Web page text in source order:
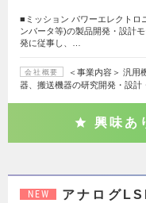
■ミッション パワーエレクトロ
ンバータ等)の製品開発・設計
発に従事し、…
会社概要
＜事業内容＞ 汎用
器、搬送機器の研究開発・設計
興味あ
NEW
アナログ